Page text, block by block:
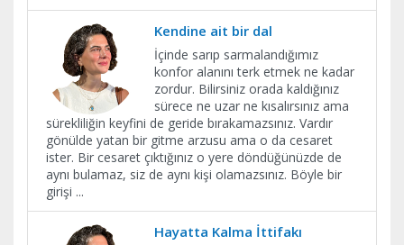
​Kendine ait bir dal
İçinde sarıp sarmalandığımız
konfor alanını terk etmek ne kadar
zordur. Bilirsiniz orada kaldığınız
sürece ne uzar ne kısalırsınız ama
sürekliliğin keyfini de geride bırakamazsınız. Vardır
gönülde yatan bir gitme arzusu ama o da cesaret
ister. Bir cesaret çıktığınız o yere döndüğünüzde de
aynı bulamaz, siz de aynı kişi olamazsınız. Böyle bir
girişi ...
Hayatta Kalma İttifakı